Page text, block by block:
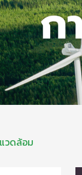
วดล้อม